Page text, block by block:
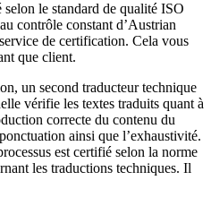
le standard de qualité ISO
contrôle constant d’Austrian
de certification. Cela vous
que client.
un second traducteur technique
vérifie les textes traduits quant à
correcte du contenu du
ainsi que l’exhaustivité.
est certifié selon la norme
les traductions techniques. Il